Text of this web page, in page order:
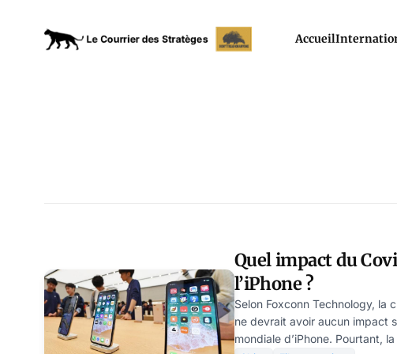
Accueil
Quel impact du
l’iPhone ?
Selon Foxconn Technology, la
ne devrait avoir aucun impact
mondiale d’iPhone. Pourtant,